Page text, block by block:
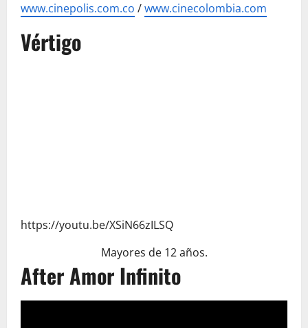
www.cinepolis.com.co /www.cinecolombia.com
Vértigo
https://youtu.be/XSiN66zILSQ
Mayores de 12 años.
After Amor Infinito